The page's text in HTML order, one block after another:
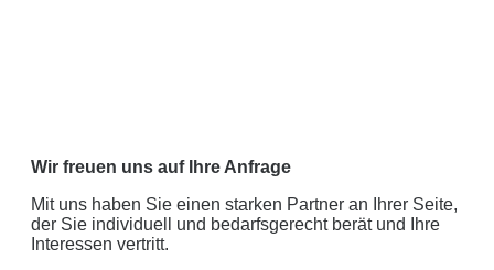
Wir freuen uns auf Ihre Anfrage
Mit uns haben Sie einen starken Partner an Ihrer Seite,
der Sie individuell und bedarfsgerecht berät und Ihre
Interessen vertritt.